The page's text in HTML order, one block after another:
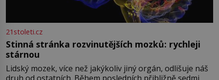
21stoleti.cz
Stinná stránka rozvinutějších mozků: rychleji
stárnou
Lidský mozek, více než jakýkoliv jiný orgán, odlišuje náš